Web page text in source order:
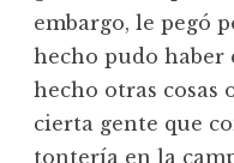
embargo, le pegó
hecho pudo haber
hecho otras cosas
cierta gente que
tontería en la